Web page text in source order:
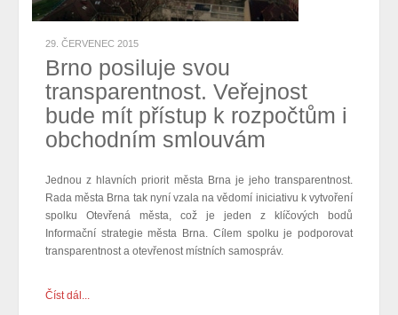
29. ČERVENEC 2015
Brno posiluje svou
transparentnost. Veřejnost
bude mít přístup k rozpočtům i
obchodním smlouvám
Jednou z hlavních priorit města Brna je jeho transparentnost.
Rada města Brna tak nyní vzala na vědomí iniciativu k vytvoření
spolku Otevřená města, což je jeden z klíčových bodů
Informační strategie města Brna. Cílem spolku je podporovat
transparentnost a otevřenost místních samospráv.
Číst dál...